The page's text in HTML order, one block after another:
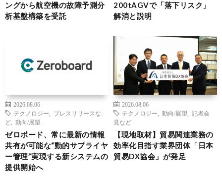
ングから航空機の故障予測分
析基盤構築を受託
200tAGVで「落下リスク」
解消と説明
2026.08.06
テクノロジー
プレスリリースな
ど
動向/展望
ゼロボード、常に最新の情報
共有が可能な“動的サプライヤ
ー管理”実現する新システムの
提供開始へ
2026.08.06
テクノロジー
動向/展望
記者会
見など
【現地取材】貿易関連業務の
効率化目指す業界団体「日本
貿易DX協会」が発足